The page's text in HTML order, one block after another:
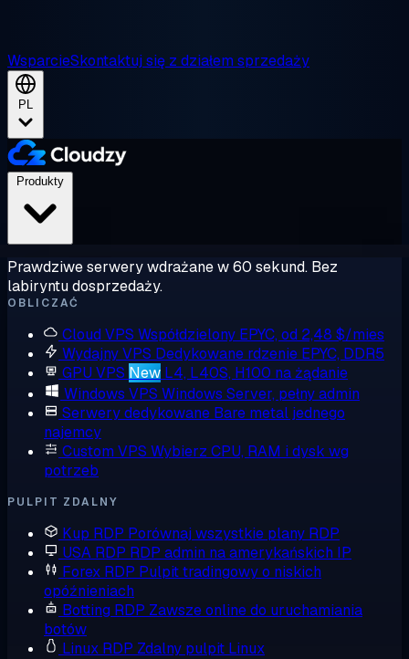
WsparcieSkontaktuj się z działem sprzedaży
PL
Prawdziwe serwery wdrażane w 60 sekund. Bez
labiryntu dosprzedaży.
OBLICZAĆ
Cloud VPS Współdzielony EPYC, od 2,48 $/mies
Wydajny VPS Dedykowane rdzenie EPYC, DDR5
GPU VPS New L4, L40S, H100 na żądanie
Windows VPS Windows Server, pełny admin
Serwery dedykowane Bare metal jednego
najemcy
Custom VPS Wybierz CPU, RAM i dysk wg
potrzeb
PULPIT ZDALNY
Kup RDP Porównaj wszystkie plany RDP
USA RDP RDP admin na amerykańskich IP
Forex RDP Pulpit tradingowy o niskich
opóźnieniach
Botting RDP Zawsze online do uruchamiania
botów
Linux RDP Zdalny pulpit Linux